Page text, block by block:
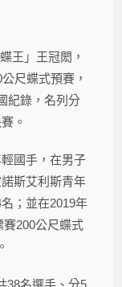
王」王冠閎，
尺蝶式預賽，
紀錄，名列分
。
國手，在男子
斯艾利斯青年
；並在2019年
200公尺蝶式
38名選手、分5